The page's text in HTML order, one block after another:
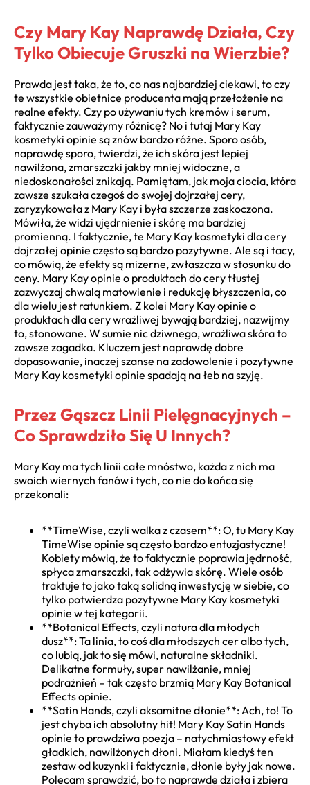
Czy Mary Kay Naprawdę Działa, Czy
Tylko Obiecuje Gruszki na Wierzbie?
Prawda jest taka, że to, co nas najbardziej ciekawi, to czy
te wszystkie obietnice producenta mają przełożenie na
realne efekty. Czy po używaniu tych kremów i serum,
faktycznie zauważymy różnicę? No i tutaj Mary Kay
kosmetyki opinie są znów bardzo różne. Sporo osób,
naprawdę sporo, twierdzi, że ich skóra jest lepiej
nawilżona, zmarszczki jakby mniej widoczne, a
niedoskonałości znikają. Pamiętam, jak moja ciocia, która
zawsze szukała czegoś do swojej dojrzałej cery,
zaryzykowała z Mary Kay i była szczerze zaskoczona.
Mówiła, że widzi ujędrnienie i skórę ma bardziej
promienną. I faktycznie, te Mary Kay kosmetyki dla cery
dojrzałej opinie często są bardzo pozytywne. Ale są i tacy,
co mówią, że efekty są mizerne, zwłaszcza w stosunku do
ceny. Mary Kay opinie o produktach do cery tłustej
zazwyczaj chwalą matowienie i redukcję błyszczenia, co
dla wielu jest ratunkiem. Z kolei Mary Kay opinie o
produktach dla cery wrażliwej bywają bardziej, nazwijmy
to, stonowane. W sumie nic dziwnego, wrażliwa skóra to
zawsze zagadka. Kluczem jest naprawdę dobre
dopasowanie, inaczej szanse na zadowolenie i pozytywne
Mary Kay kosmetyki opinie spadają na łeb na szyję.
Przez Gąszcz Linii Pielęgnacyjnych –
Co Sprawdziło Się U Innych?
Mary Kay ma tych linii całe mnóstwo, każda z nich ma
swoich wiernych fanów i tych, co nie do końca się
przekonali:
**TimeWise, czyli walka z czasem**: O, tu Mary Kay
TimeWise opinie są często bardzo entuzjastyczne!
Kobiety mówią, że to faktycznie poprawia jędrność,
spłyca zmarszczki, tak odżywia skórę. Wiele osób
traktuje to jako taką solidną inwestycję w siebie, co
tylko potwierdza pozytywne Mary Kay kosmetyki
opinie w tej kategorii.
**Botanical Effects, czyli natura dla młodych
dusz**: Ta linia, to coś dla młodszych cer albo tych,
co lubią, jak to się mówi, naturalne składniki.
Delikatne formuły, super nawilżanie, mniej
podrażnień – tak często brzmią Mary Kay Botanical
Effects opinie.
**Satin Hands, czyli aksamitne dłonie**: Ach, to! To
jest chyba ich absolutny hit! Mary Kay Satin Hands
opinie to prawdziwa poezja – natychmiastowy efekt
gładkich, nawilżonych dłoni. Miałam kiedyś ten
zestaw od kuzynki i faktycznie, dłonie były jak nowe.
Polecam sprawdzić, bo to naprawdę działa i zbiera